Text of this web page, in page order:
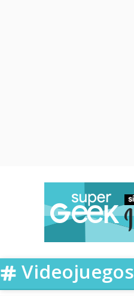
Videojuegos